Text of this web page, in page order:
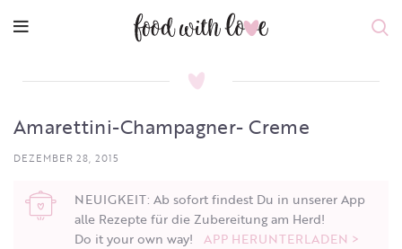
Amarettini-Champagner- Creme
DEZEMBER 28, 2015
NEUIGKEIT: Ab sofort findest Du in unserer App
alle Rezepte für die Zubereitung am Herd!
Do it your own way! APP HERUNTERLADEN >